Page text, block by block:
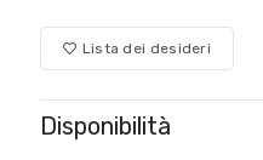
Lista dei desideri
Disponibilità